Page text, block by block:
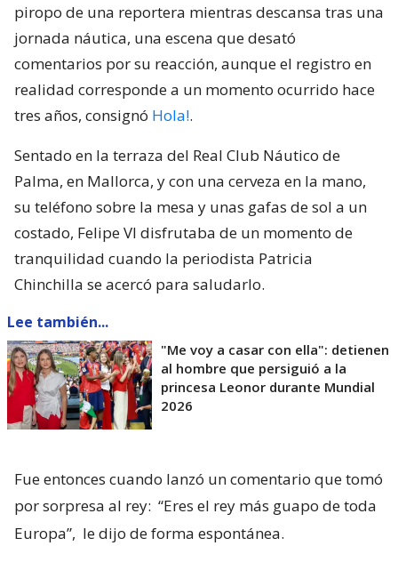
piropo de una reportera mientras descansa tras una
jornada náutica, una escena que desató
comentarios por su reacción, aunque el registro en
realidad corresponde a un momento ocurrido hace
tres años, consignó Hola!.
Sentado en la terraza del Real Club Náutico de
Palma, en Mallorca, y con una cerveza en la mano,
su teléfono sobre la mesa y unas gafas de sol a un
costado, Felipe VI disfrutaba de un momento de
tranquilidad cuando la periodista Patricia
Chinchilla se acercó para saludarlo.
Lee también...
"Me voy a casar con ella": detienen
al hombre que persiguió a la
princesa Leonor durante Mundial
2026
Fue entonces cuando lanzó un comentario que tomó
por sorpresa al rey: “Eres el rey más guapo de toda
Europa”, le dijo de forma espontánea.